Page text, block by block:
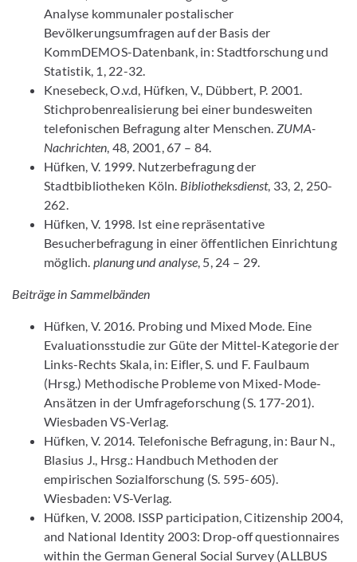
Analyse kommunaler postalischer
Bevölkerungsumfragen auf der Basis der
KommDEMOS-Datenbank, in: Stadtforschung und
Statistik, 1, 22-32.
Knesebeck, O.v.d, Hüfken, V., Dübbert, P. 2001.
Stichprobenrealisierung bei einer bundesweiten
telefonischen Befragung alter Menschen. ZUMA-
Nachrichten, 48, 2001, 67 – 84.
Hüfken, V. 1999. Nutzerbefragung der
Stadtbibliotheken Köln. Bibliotheksdienst, 33, 2, 250-
262.
Hüfken, V. 1998. Ist eine repräsentative
Besucherbefragung in einer öffentlichen Einrichtung
möglich. planung und analyse, 5, 24 – 29.
Beiträge in Sammelbänden
Hüfken, V. 2016. Probing und Mixed Mode. Eine
Evaluationsstudie zur Güte der Mittel-Kategorie der
Links-Rechts Skala, in: Eifler, S. und F. Faulbaum
(Hrsg.) Methodische Probleme von Mixed-Mode-
Ansätzen in der Umfrageforschung (S. 177-201).
Wiesbaden VS-Verlag.
Hüfken, V. 2014. Telefonische Befragung, in: Baur N.,
Blasius J., Hrsg.: Handbuch Methoden der
empirischen Sozialforschung (S. 595-605).
Wiesbaden: VS-Verlag.
Hüfken, V. 2008. ISSP participation, Citizenship 2004,
and National Identity 2003: Drop-off questionnaires
within the German General Social Survey (ALLBUS